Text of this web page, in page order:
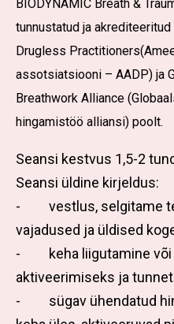
BIODYNAMIC Breath &
tunnustatud ja
Drugless
assotsiatsiooni – AADP) ja
Breathwork Alliance
hingamistöö alliansi) poolt.
Seansi kestvus 1,5-2
Seansi üldine kirjeldus:
- vestlus, selgitame
vajadused ja üldised
- keha liigutamine või
aktiveerimiseks ja
- sügav ühendatud